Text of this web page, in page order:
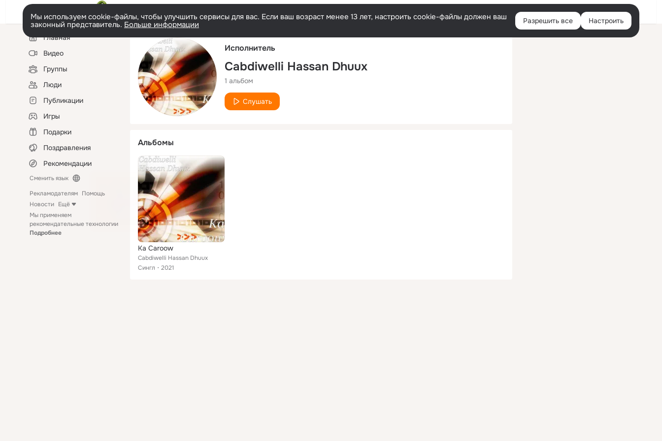
Русский Войти
Мы используем cookie-файлы, чтобы улучшить сервисы для вас. Если ваш возраст менее 13 лет, настроить cookie-файлы должен ваш
законный представитель. Больше информации Разрешить все Настроить
Левая
колонкаГлавная
Видео
Группы
Люди
Публикации
Игры
Подарки
Поздравления
Рекомендации
Сменить язык
Рекламодателям Помощь
Новости Ещё
Мы применяем
рекомендательные технологии
Подробнее
Исполнитель
Cabdiwelli Hassan Dhuux
1 альбом
Слушать
Альбомы
Ka Caroow
Cabdiwelli Hassan Dhuux
Сингл
2021